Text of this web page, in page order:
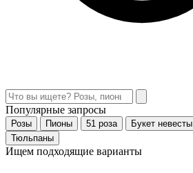
Популярные запросы
Розы Пионы 51 роза Букет невесты
Тюльпаны
Ищем подходящие варианты